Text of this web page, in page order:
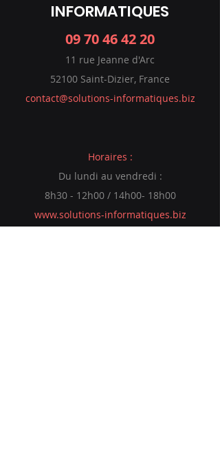
INFORMATIQUES
09 70 46 42 20
11 rue Jeanne d'Arc
52100 Saint-Dizier, France
contact@solutions-informatiques.biz
Horaires :
Du lundi au vendredi :
8h30 - 12h00 / 14h00- 18h00
www.solutions-informatiques.biz